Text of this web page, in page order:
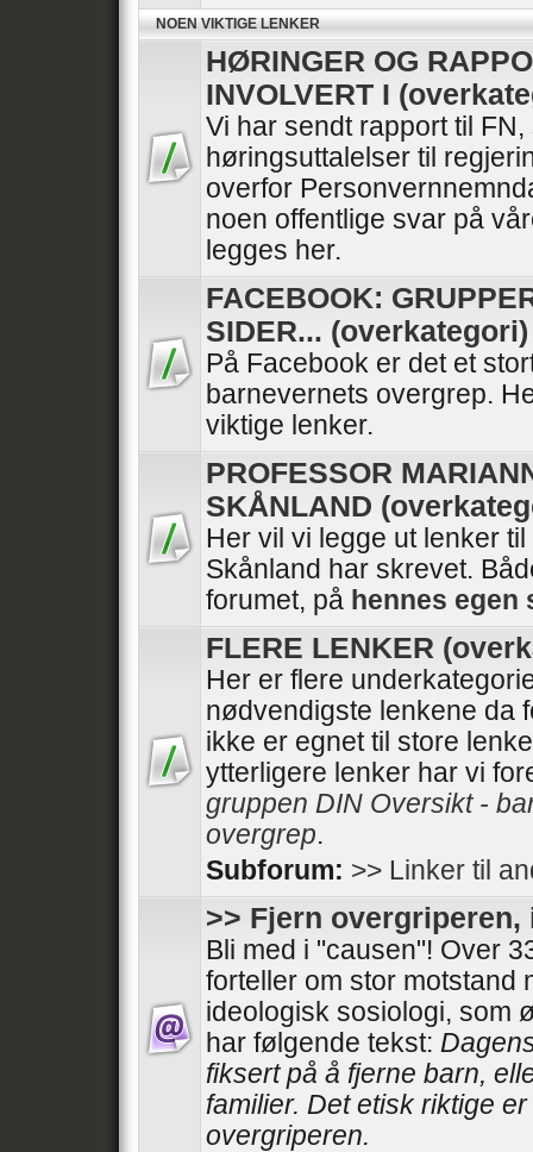
NOEN VIKTIGE LENKER
HØRINGER OG
INVOLVERT I
Vi har sendt rapport til
høringsuttalelser til
overfor
noen offentlige svar på
legges her.
FACEBOOK:
SIDER... (overkategori)
På Facebook er det et
barnevernets overgrep.
viktige lenker.
PROFESSOR
SKÅNLAND
Her vil vi legge ut lenker
Skånland har skrevet.
forumet, på hennes egen
FLERE LENKER
Her er flere
nødvendigste lenkene da
ikke er egnet til store
ytterligere lenker har vi
gruppen DIN Oversikt -
overgrep.
Subforum: >> Linker til
>> Fjern
Bli med i "causen"! Over
forteller om stor motstand
ideologisk sosiologi, som
har følgende tekst:
fiksert på å fjerne barn,
familier. Det etisk riktige
overgriperen.